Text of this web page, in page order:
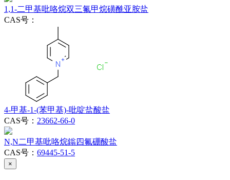
1,1-二甲基吡咯烷双三氟甲烷磺酰亚胺盐
CAS号：
4-甲基-1-(苯甲基)-吡啶盐酸盐
CAS号： 23662-66-0
N,N二甲基吡咯烷鎓四氟硼酸盐
CAS号： 69445-51-5
×